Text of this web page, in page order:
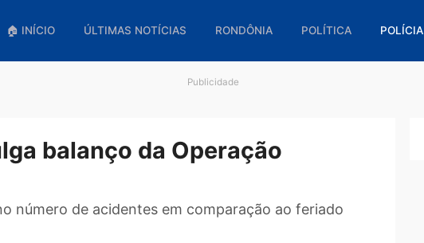
🏠 INÍCIO ÚLTIMAS NOTÍCIAS RONDÔNIA POLÍTICA
balanço da Operação
no número de acidentes em comparação ao feriado